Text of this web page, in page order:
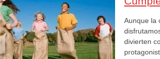
Aunque la
divierten